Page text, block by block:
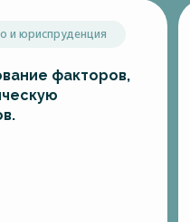
и юриспруденция
факторов,